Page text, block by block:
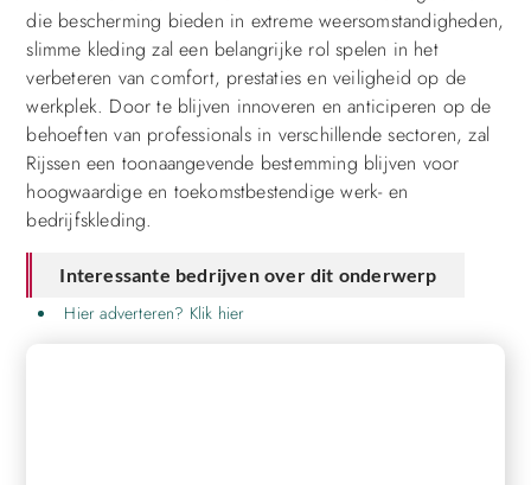
die bescherming bieden in extreme weersomstandigheden,
slimme kleding zal een belangrijke rol spelen in het
verbeteren van comfort, prestaties en veiligheid op de
werkplek. Door te blijven innoveren en anticiperen op de
behoeften van professionals in verschillende sectoren, zal
Rijssen een toonaangevende bestemming blijven voor
hoogwaardige en toekomstbestendige werk- en
bedrijfskleding.
Interessante bedrijven over dit onderwerp
Hier adverteren? Klik hier